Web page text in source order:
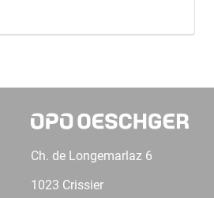
Ch. de Longemarlaz 6
1023 Crissier